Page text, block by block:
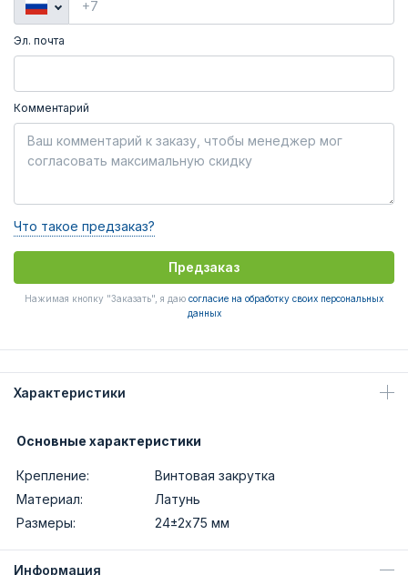
Эл. почта
Комментарий
Что такое предзаказ?
Предзаказ
Нажимая кнопку "Заказать", я даю согласие на обработку своих персональных
данных
Характеристики
Основные характеристики
Крепление:
Винтовая закрутка
Материал:
Латунь
Размеры:
24±2х75 мм
Информация